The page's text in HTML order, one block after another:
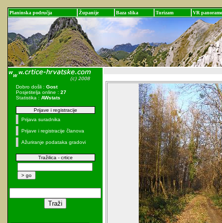
Planinska područja Županije Baza slika Turizam VR panorame
Dobro došli : Gost
Posjetitelja online : 27
Statistika : AWstats
Prijave i registracije
Prijava suradnika
Prijave i registracije članova
Ažuriranje podataka gradovi
Tražilica - crtice